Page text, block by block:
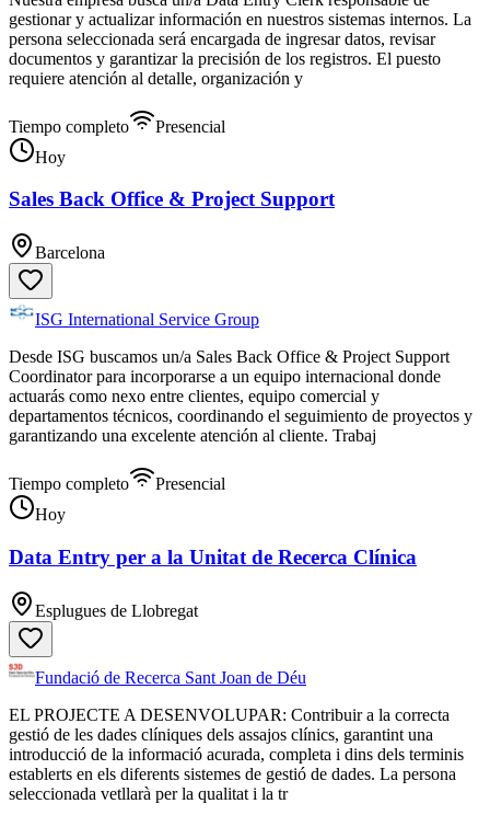
gestionar y actualizar información en nuestros sistemas internos. La
persona seleccionada será encargada de ingresar datos, revisar
documentos y garantizar la precisión de los registros. El puesto
requiere atención al detalle, organización y
Tiempo completo
Presencial
Hoy
Sales Back Office & Project Support
Barcelona
ISG International Service Group
Desde ISG buscamos un/a Sales Back Office & Project Support
Coordinator para incorporarse a un equipo internacional donde
actuarás como nexo entre clientes, equipo comercial y
departamentos técnicos, coordinando el seguimiento de proyectos y
garantizando una excelente atención al cliente. Trabaj
Tiempo completo
Presencial
Hoy
Data Entry per a la Unitat de Recerca Clínica
Esplugues de Llobregat
Fundació de Recerca Sant Joan de Déu
EL PROJECTE A DESENVOLUPAR: Contribuir a la correcta
gestió de les dades clíniques dels assajos clínics, garantint una
introducció de la informació acurada, completa i dins dels terminis
establerts en els diferents sistemes de gestió de dades. La persona
seleccionada vetllarà per la qualitat i la tr